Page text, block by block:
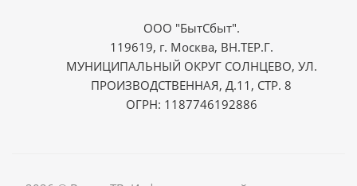
ООО "БытСбыт".
119619, г. Москва, ВН.ТЕР.Г.
МУНИЦИПАЛЬНЫЙ ОКРУГ СОЛНЦЕВО, УЛ.
ПРОИЗВОДСТВЕННАЯ, Д.11, СТР. 8
ОГРН: 1187746192886